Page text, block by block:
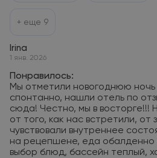
+ еще 9
Irina
1 янв. 2026
Понравилось:
Мы отметили новогоднюю ночь
спонтанно, нашли отель по
сюда! Честно, мы в восторге!!!
от того, как нас встретили, от
чувствовали внутреннее
на рецепшене, еда обалденно
выбор блюд, бассейн теплый,